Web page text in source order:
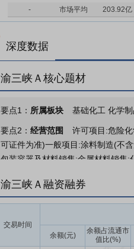
-
市场平均 203.92亿
深度数据
渝三峡Ａ核心题材
要点1： 所属板块 基础化工 化学
要点2： 经营范围
许可项目:危险
可证件为准)一般项目:涂料制造(不
包装容器及材料销售;金属材料销售
工产品);建筑材料销售;橡胶制品制
术交流、技术转让、技术推广;非居
基材料制造;生物基材料销售;功能
批准的项目外,凭营业执照依法自主
涂料的生产与销售 公司主
渝三峡Ａ融资融券
交易时间
余额(元)
余额占流通市
值比(%)